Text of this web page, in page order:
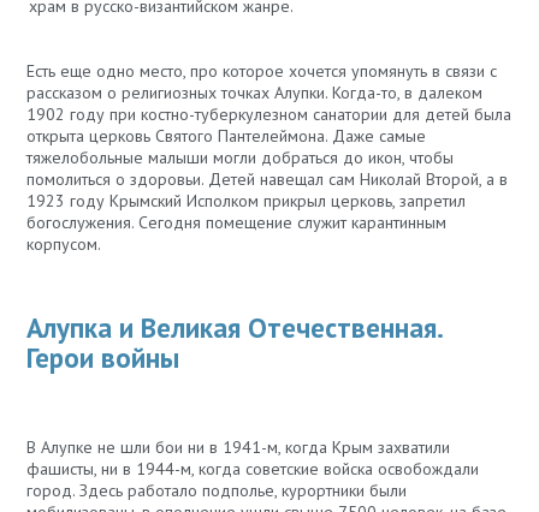
храм в русско-византийском жанре.
Есть еще одно место, про которое хочется упомянуть в связи с
рассказом о религиозных точках Алупки. Когда-то, в далеком
1902 году при костно-туберкулезном санатории для детей была
открыта церковь Святого Пантелеймона. Даже самые
тяжелобольные малыши могли добраться до икон, чтобы
помолиться о здоровьи. Детей навещал сам Николай Второй, а в
1923 году Крымский Исполком прикрыл церковь, запретил
богослужения. Сегодня помещение служит карантинным
корпусом.
Алупка и Великая Отечественная.
Герои войны
В Алупке не шли бои ни в 1941-м, когда Крым захватили
фашисты, ни в 1944-м, когда советские войска освобождали
город. Здесь работало подполье, курортники были